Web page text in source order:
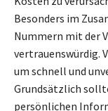
Besonders im
Nummern mit der
vertrauenswürdig.
um schnell und
Grundsätzlich
persönlichen